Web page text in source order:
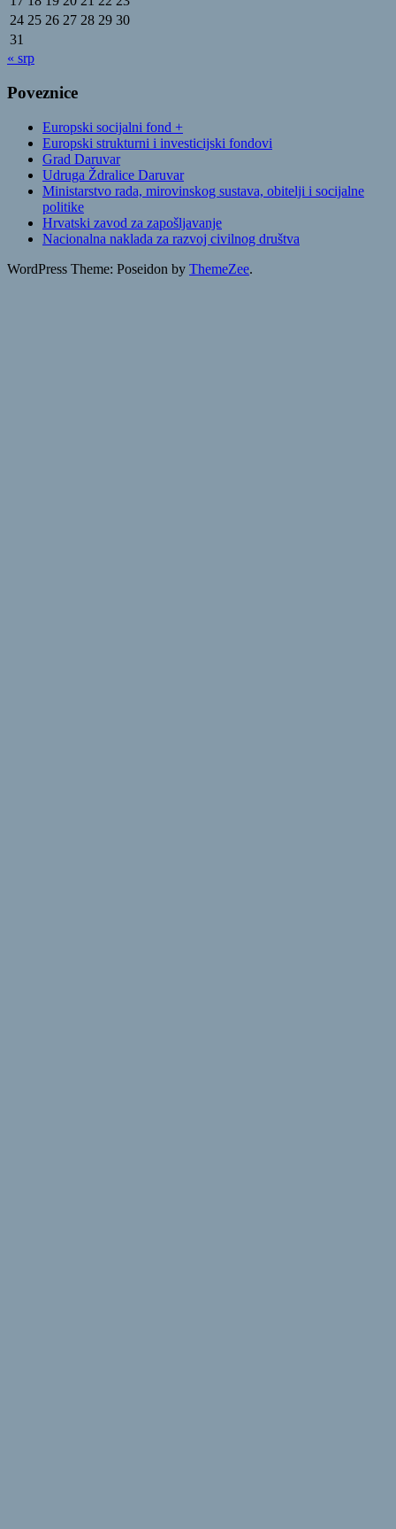
24 25 26 27 28 29 30
31
« srp
Poveznice
Europski socijalni fond +
Europski strukturni i investicijski fondovi
Grad Daruvar
Udruga Ždralice Daruvar
Ministarstvo rada, mirovinskog sustava, obitelji i socijalne
politike
Hrvatski zavod za zapošljavanje
Nacionalna naklada za razvoj civilnog društva
WordPress Theme: Poseidon by ThemeZee.